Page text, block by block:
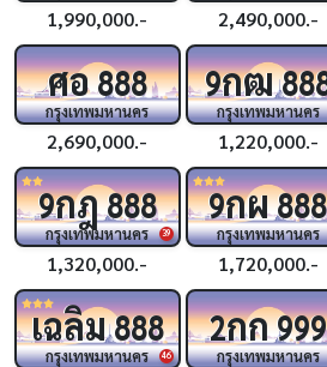
1,990,000.- 2,490,000.-
ศอ888
กรุงเทพมหานคร
2,690,000.-
9กฒ
กรุงเทพมหานคร
1,220,000.-
39
9กฎ888
กรุงเทพมหานคร
1,320,000.-
9กผ888
กรุงเทพมหานคร
1,720,000.-
46
เฉลิม888
กรุงเทพมหานคร
2กก999
กรุงเทพมหานคร